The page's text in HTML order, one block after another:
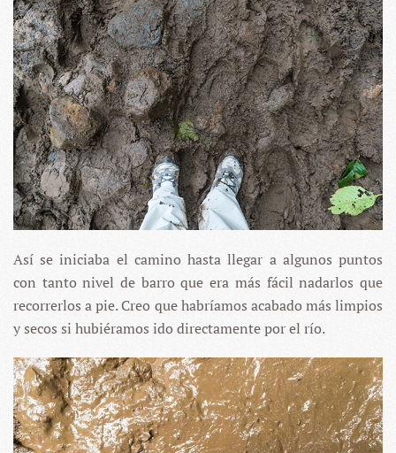
Así se iniciaba el camino hasta llegar a algunos puntos
con tanto nivel de barro que era más fácil nadarlos que
recorrerlos a pie. Creo que habríamos acabado más limpios
y secos si hubiéramos ido directamente por el río.